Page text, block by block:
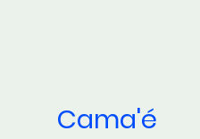
Cama'é